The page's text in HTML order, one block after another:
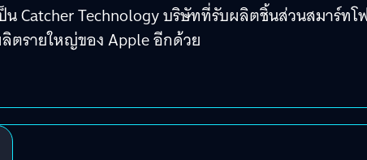
น Catcher Technology บริษัทที่รับผลิตชิ้นส่วนสมาร์ทโ
ตรายใหญ่ของ Apple อีกด้วย